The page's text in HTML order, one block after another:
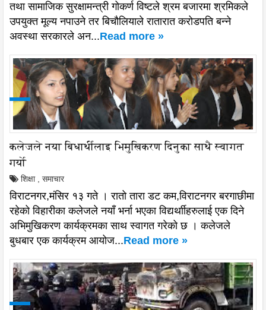
तथा सामाजिक सुरक्षामन्त्री गोकर्ण विष्टले श्रम बजारमा श्रमिकले
उपयुक्त मूल्य नपाउने तर बिचौलियाले रातारात करोडपति बन्ने
अवस्था सरकारले अन...Read more »
कलेजले नया बिधार्थीलाइ भिमुखिकरण दिनुका साथै स्वागत
गर्यो
शिक्षा समाचार
विराटनगर,मंसिर १३ गते । रातो तारा डट कम,विराटनगर बरगाछीमा
रहेको विहारीका कलेजले नयाँ भर्ना भएका विद्यर्थाीहरुलाई एक दिने
अभिमुखिकरण कार्यक्रमका साथ स्वागत गरेको छ । कलेजले
बुधबार एक कार्यक्रम आयोज...Read more »